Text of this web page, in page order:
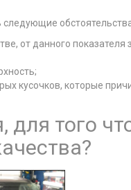
следующие
от данного показателя
кусочков, которые
того